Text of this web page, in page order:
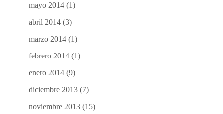
mayo 2014 (1)
abril 2014 (3)
marzo 2014 (1)
febrero 2014 (1)
enero 2014 (9)
diciembre 2013 (7)
noviembre 2013 (15)